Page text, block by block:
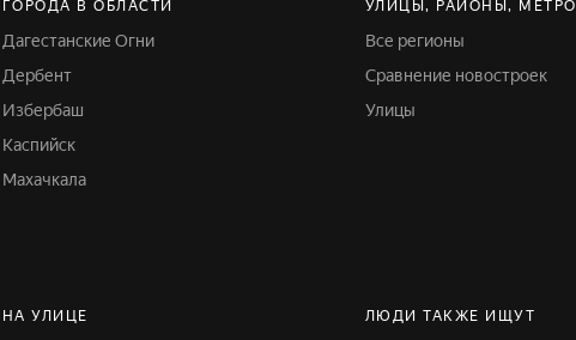
ГОРОДА В ОБЛАСТИ
Дагестанские Огни
Дербент
Избербаш
Каспийск
Махачкала
УЛИЦЫ, РАЙОНЫ, МЕТРО
Все регионы
Сравнение новостроек
Улицы
НА УЛИЦЕ ЛЮДИ ТАКЖЕ ИЩУТ